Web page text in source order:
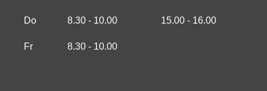
Do 8.30 - 10.00 15.00 - 16.00
Fr 8.30 - 10.00